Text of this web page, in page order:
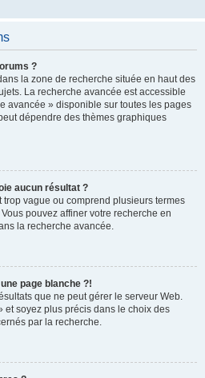
?
la zone de recherche située en haut des
La recherche avancée est accessible
avancée » disponible sur toutes les pages
dépendre des thèmes graphiques
aucun résultat ?
vague ou comprend plusieurs termes
pouvez affiner votre recherche en
la recherche avancée.
page blanche ?!
que ne peut gérer le serveur Web.
et soyez plus précis dans le choix des
par la recherche.